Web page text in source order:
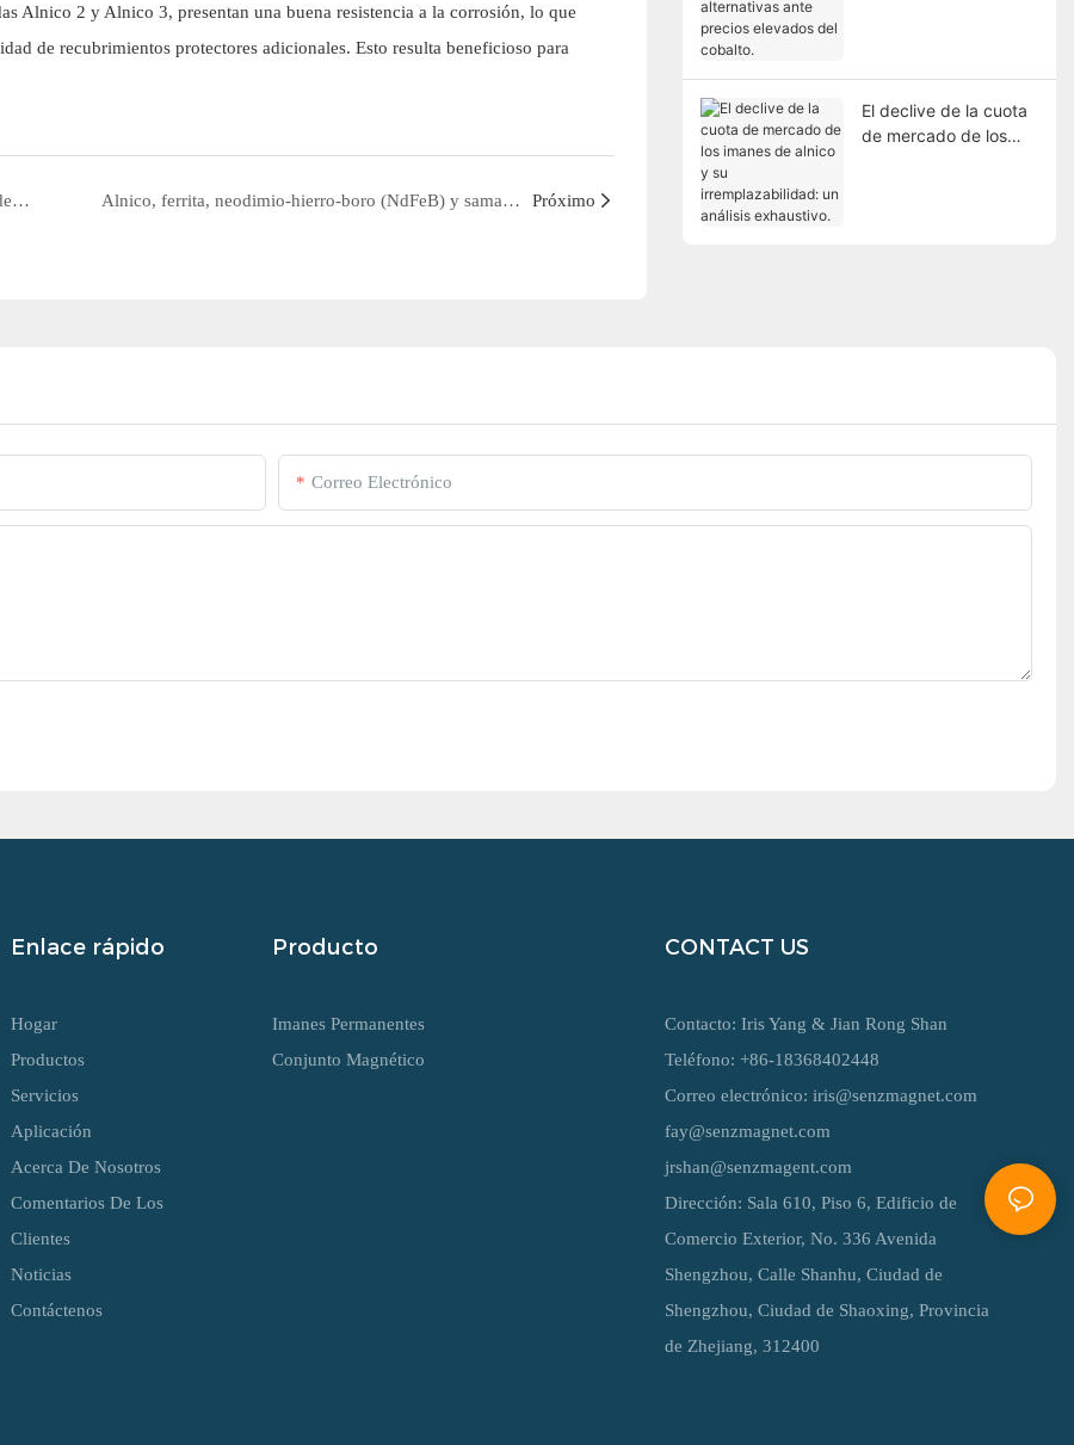
Alnico 2 y Alnico 3, presentan una buena resistencia a la corrosión, lo que
de recubrimientos protectores adicionales. Esto resulta beneficioso para
Análisis comparativo de la rentabilidad de los imanes de alnico y ferrita: por qué la ferrita predomina en escenarios de temperatura ambiente de baja a media gama y cómo el alnico puede abrirse paso. Alnico, ferrita, neodimio-hierro-boro (NdFeB) y samario-cobalto (SmCo): se describen sus propiedades principales, costes, resistencia a la temperatura y escenarios de aplicación. Próximo
El declive de la cuota
de mercado de los
Correo Electrónico
Enlace rápido
Hogar
Productos
Servicios
Aplicación
Acerca De Nosotros
Comentarios De Los
Clientes
Noticias
Contáctenos
Producto
Imanes Permanentes
Conjunto Magnético
CONTACT US
Contacto: Iris Yang & Jian Rong Shan
Teléfono: +86-18368402448
Correo electrónico: iris@senzmagnet.com
fay@senzmagnet.com
jrshan@senzmagent.com
Dirección: Sala 610, Piso 6, Edificio de
Comercio Exterior, No. 336 Avenida
Shengzhou, Calle Shanhu, Ciudad de
Shengzhou, Ciudad de Shaoxing, Provincia
de Zhejiang, 312400